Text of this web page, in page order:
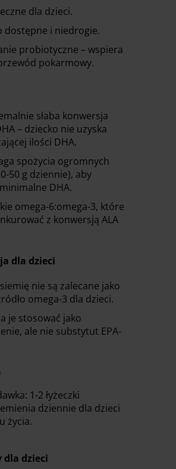
dla dzieci.
dostępne i niedrogie.
probiotyczne – wspiera
pokarmowy.
słaba konwersja
– dziecko nie uzyska
ilości DHA.
spożycia ogromnych
50 g dziennie), aby
DHA.
omega-6:omega-3, które
z konwersją ALA
dla dzieci
nie są zalecane jako
omega-3 dla dzieci.
je stosować jako
ale nie substytut EPA-
1-2 łyżeczki
dziennie dla dzieci
życia.
dla dzieci